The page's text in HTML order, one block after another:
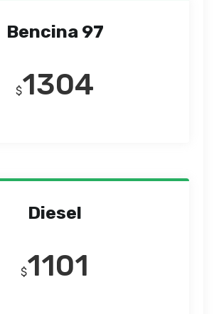
Bencina 97
$1304
Diesel
$1101